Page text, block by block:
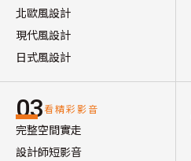
北歐風設計
現代風設計
日式風設計
03看精彩影音
完整空間實走
設計師短影音